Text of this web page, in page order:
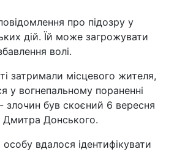
про підозру у
дій. Їй може загрожувати
волі.
затримали місцевого жителя,
у вогнепальному пораненні
злочин був скоєний 6 вересня
Дмитра Донського.
вдалося ідентифікувати